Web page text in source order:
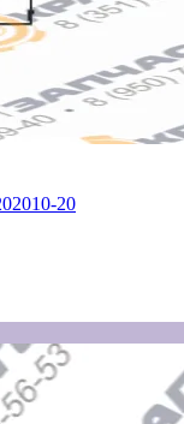
20